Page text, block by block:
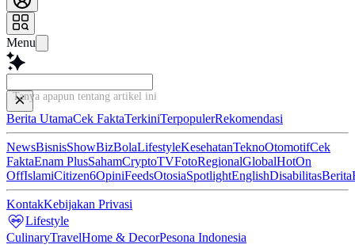
Menu
Tanya apapun tentang artikel ini..
Berita UtamaCek FaktaTerkiniTerpopulerRekomendasi
NewsBisnisShowBizBolaLifestyleKesehatanTeknoOtomotifCek
FaktaEnam PlusSahamCryptoTVFotoRegionalGlobalHotOn
OffIslamiCitizen6OpiniFeedsOtosiaSpotlightEnglishDisabilitasBerita
KontakKebijakan Privasi
Lifestyle
CulinaryTravelHome & DecorPesona Indonesia